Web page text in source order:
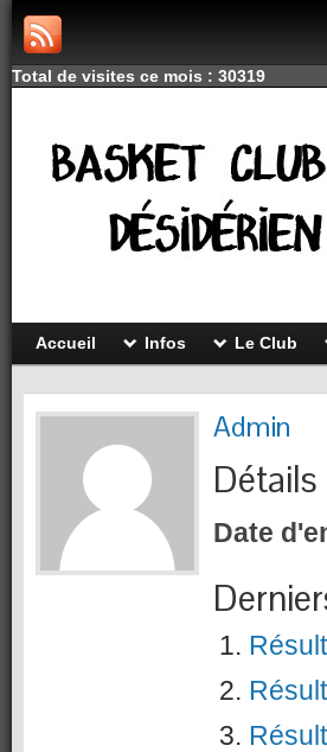
Total de visites ce mois : 30319
Accueil Infos Le Club
Admin
Date